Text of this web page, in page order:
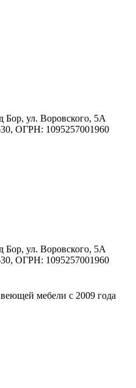
Бор, ул. Воровского, 5А
ОГРН: 1095257001960
Бор, ул. Воровского, 5А
ОГРН: 1095257001960
мебели с 2009 года